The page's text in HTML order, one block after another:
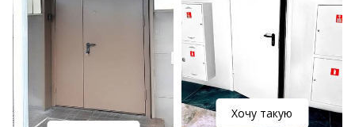
Хочу такую